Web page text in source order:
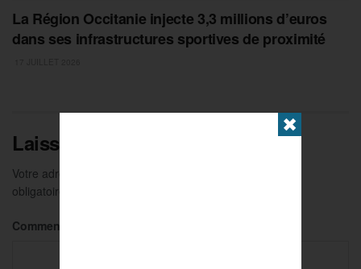
La Région Occitanie injecte 3,3 millions d’euros
dans ses infrastructures sportives de proximité
Laisser un commentaire
Votre adresse e-mail ne sera pas publiée.
obligatoires sont indiqués avec
Commentaire
✖